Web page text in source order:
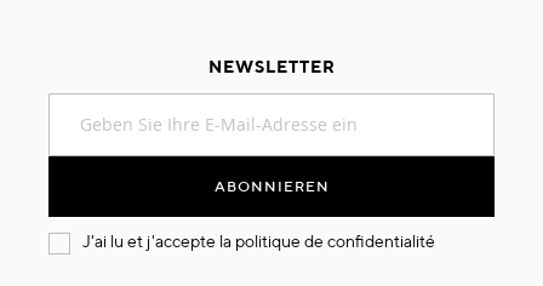
NEWSLETTER
sich
an:
ABONNIEREN
J'ai lu et j'accepte la politique de confidentialité